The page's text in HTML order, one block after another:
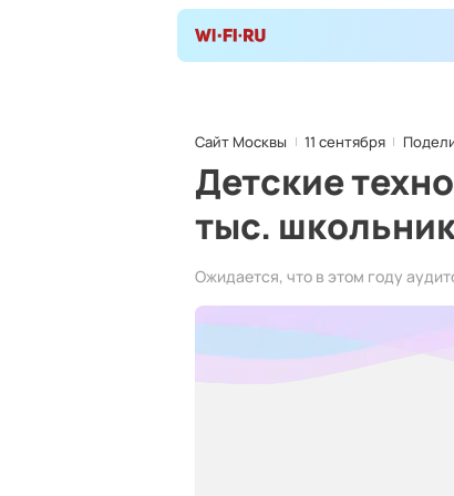
Сайт Москвы 11 сентября
Детские
тыс.
Ожидается, что в этом году